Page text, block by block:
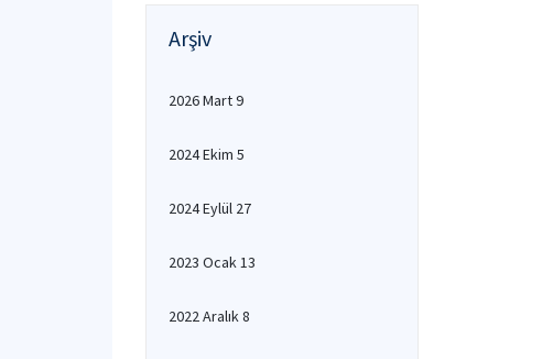
Arşiv
2026 Mart 9
2024 Ekim 5
2024 Eylül 27
2023 Ocak 13
2022 Aralık 8